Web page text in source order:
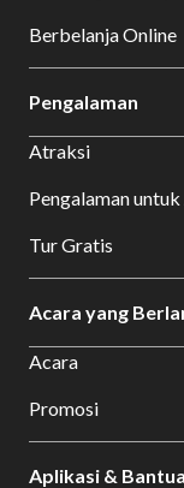
Berbelanja Online
Pengalaman
Atraksi
Pengalaman
Tur Gratis
Acara yang
Acara
Promosi
Aplikasi &